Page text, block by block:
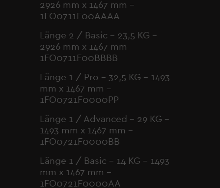
2926 mm x 1467 mm -
1FO0711F00AAAA
Länge 2 / Basic – 23,5 KG –
2926 mm x 1467 mm -
1FO0711F00BBBB
Länge 1 / Pro – 32,5 KG – 1493
mm x 1467 mm -
1FO0721F0000PP
Länge 1 / Advanced – 29 KG –
1493 mm x 1467 mm -
1FO0721F0000BB
Länge 1 / Basic – 14 KG – 1493
mm x 1467 mm -
1FO0721F0000AA